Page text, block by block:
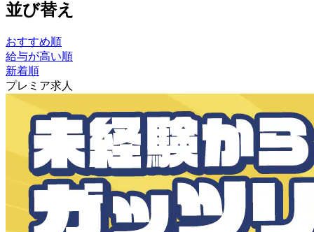
並び替え
おすすめ順
給与が高い順
新着順
プレミア求人